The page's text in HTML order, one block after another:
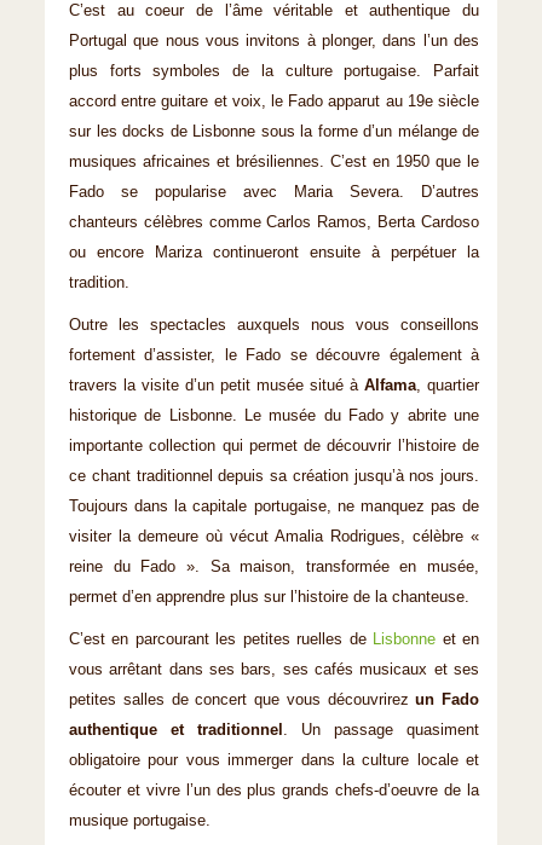
C’est au coeur de l’âme véritable et authentique du
Portugal que nous vous invitons à plonger, dans l’un des
plus forts symboles de la culture portugaise. Parfait
accord entre guitare et voix, le Fado apparut au 19e siècle
sur les docks de Lisbonne sous la forme d’un mélange de
musiques africaines et brésiliennes. C’est en 1950 que le
Fado se popularise avec Maria Severa. D’autres
chanteurs célèbres comme Carlos Ramos, Berta Cardoso
ou encore Mariza continueront ensuite à perpétuer la
tradition.
Outre les spectacles auxquels nous vous conseillons
fortement d’assister, le Fado se découvre également à
travers la visite d’un petit musée situé à Alfama , quartier
historique de Lisbonne. Le musée du Fado y abrite une
importante collection qui permet de découvrir l’histoire de
ce chant traditionnel depuis sa création jusqu’à nos jours.
Toujours dans la capitale portugaise, ne manquez pas de
visiter la demeure où vécut Amalia Rodrigues, célèbre «
reine du Fado ». Sa maison, transformée en musée,
permet d’en apprendre plus sur l’histoire de la chanteuse.
C’est en parcourant les petites ruelles de Lisbonne et en
vous arrêtant dans ses bars, ses cafés musicaux et ses
petites salles de concert que vous découvrirezun Fado
authentique et traditionnel
. Un passage quasiment
obligatoire pour vous immerger dans la culture locale et
écouter et vivre l’un des plus grands chefs-d’oeuvre de la
musique portugaise.